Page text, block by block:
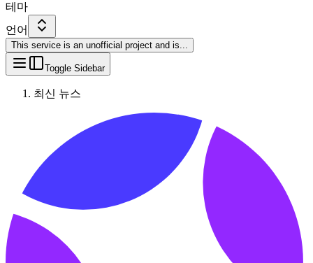
테마
언어
This service is an unofficial project and is...
Toggle Sidebar
최신 뉴스